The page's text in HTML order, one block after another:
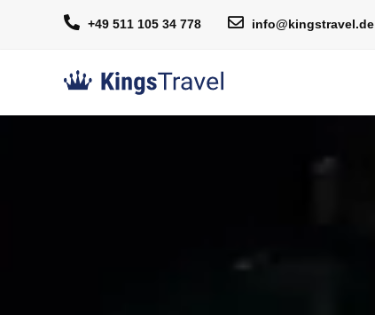
+49 511 105 34 778 info@kingstravel.de